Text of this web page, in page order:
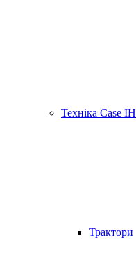
Техніка Case IH
Трактори